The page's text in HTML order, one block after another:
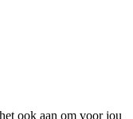
ook aan om voor jou